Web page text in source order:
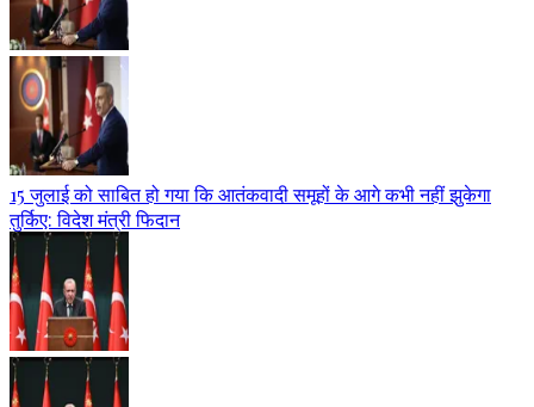
15 जुलाई को साबित हो गया कि आतंकवादी समूहों के आगे कभी नहीं झुकेगा
तुर्किए: विदेश मंत्री फिदान